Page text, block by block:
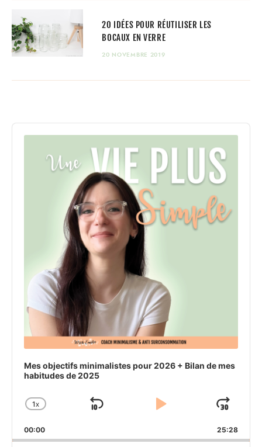
20 IDÉES POUR RÉUTILISER LES
BOCAUX EN VERRE
20 NOVEMBRE 2019
Audio
Player
Mes objectifs minimalistes pour 2026 + Bilan de mes
habitudes de 2025
CHANGE
RATE
1X
SKIP
PLAY
PAUSE
00:00 25:28